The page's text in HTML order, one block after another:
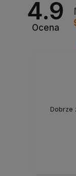
4.9
Ocena
Dobrze